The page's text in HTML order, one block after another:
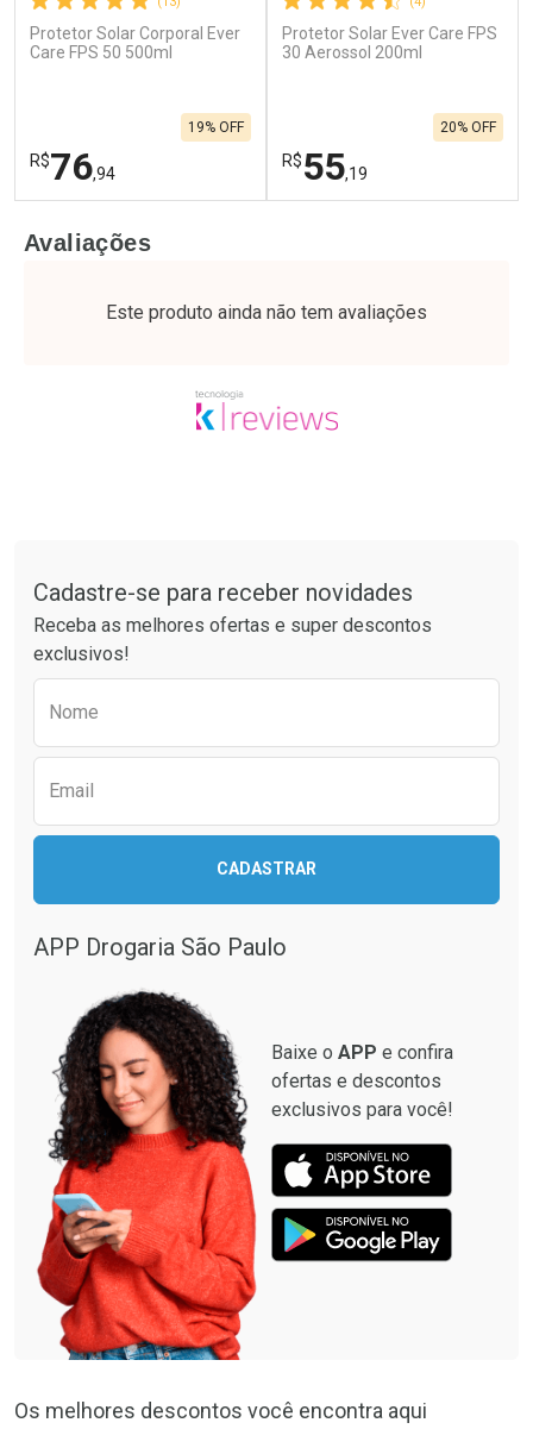
Protetor Solar Corporal Ever
Care FPS 50 500ml
R$76,94
19% OFF
Laboratório
Ativar Desconto
Comprar sem Desconto
Por Menos
Comprar sem Desconto
Por R$ 76,94/cada
Protetor Solar Ever Care FPS
30 Aerossol 200ml
R$55,19
20% OFF
Laboratório
Ativar Desconto
Comprar sem Desconto
Por Menos
Comprar sem Desconto
Avaliações
Este produto ainda não tem avaliações
Cadastre-se para receber novidades
Receba as melhores ofertas e super descontos
exclusivos!
Nome
Email
CADASTRAR
APP Drogaria São Paulo
Baixe o APP e confira
ofertas e descontos
exclusivos para você!
Os melhores descontos você encontra aqui